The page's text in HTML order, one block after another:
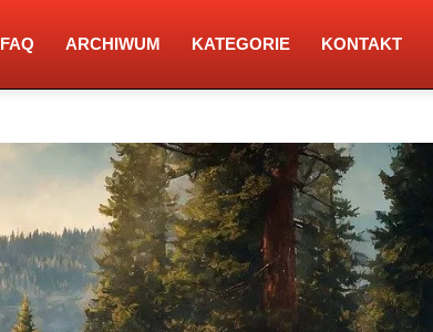
FAQ ARCHIWUM KATEGORIE KONTAKT